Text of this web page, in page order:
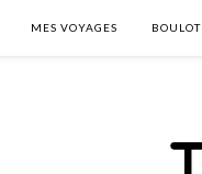
MES VOYAGES BOULOT